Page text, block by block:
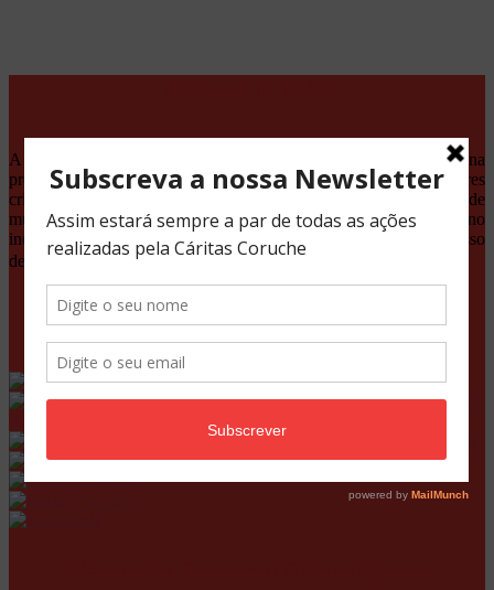
A Cáritas Coruche é uma IPSS que desenvolve a sua acção na
promoção e defesa da dignidade humana, a partir dos valores
cristãos. Responde às necessidades da comunidade, através de
múltiplos serviços que dão suporte e promovem competências no
indivíduo e nas famílias, tornando-os responsáveis pelo seu processo
de mudança.
GIP
ELI – Coruche | Salvaterra
RSI – Coruche | Samora Correia
CATL
CAFAP